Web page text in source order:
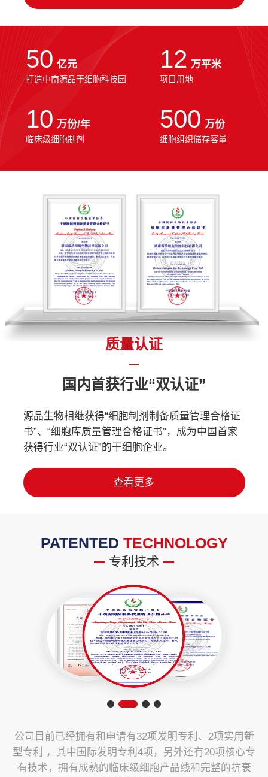
50 亿元
打造中南源品干细胞科技园
12 万平米
项目用地
10 万份/年
临床级细胞制剂
500 万份
细胞组织储存容量
质量认证
国内首获行业“双认证”
源品生物相继获得“细胞制剂制备质量管理合格证
书”、“细胞库质量管理合格证书”，成为中国首家
获得行业“双认证”的干细胞企业。
查看更多
PATENTED TECHNOLOGY
专利技术
公司目前已经拥有和申请有32项发明专利、2项实用新
型专利 ，其中国际发明专利4项，另外还有20项核心专
有技术，拥有成熟的临床级细胞产品线和完整的抗衰